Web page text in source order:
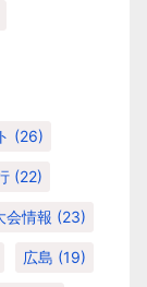
(26)
(22)
会情報 (23)
広島 (19)